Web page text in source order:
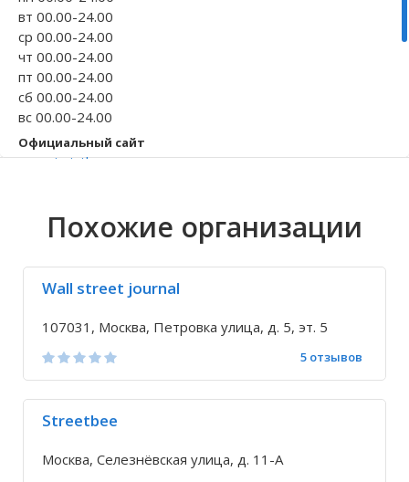
Волгоградская область
Кировоградская область
Восточно-Казахстанская область
вт 00.00-24.00
ср 00.00-24.00
чт 00.00-24.00
пт 00.00-24.00
сб 00.00-24.00
вс 00.00-24.00
Официальный сайт
www.juristbox.ru
Исправить неточность
Похожие организации
Wall street journal
107031, Москва, Петровка улица, д. 5, эт. 5
5 отзывов
Streetbee
Москва, Селезнёвская улица, д. 11-А